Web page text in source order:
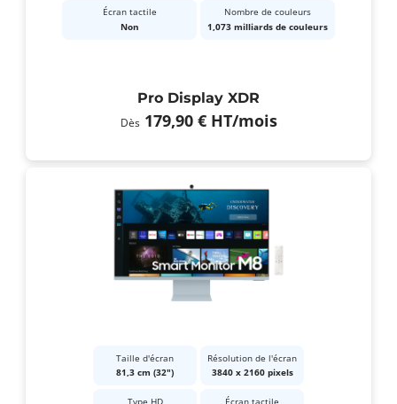
Écran tactile
Non
Nombre de couleurs
1,073 milliards de couleurs
Pro Display XDR
Dès 179,90 € HT/mois
Taille d'écran
81,3 cm (32")
Résolution de l'écran
3840 x 2160 pixels
Type HD
Écran tactile